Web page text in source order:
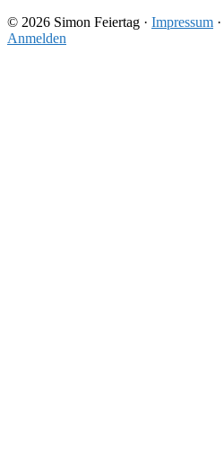
© 2026 Simon Feiertag · Impressum ·
Anmelden